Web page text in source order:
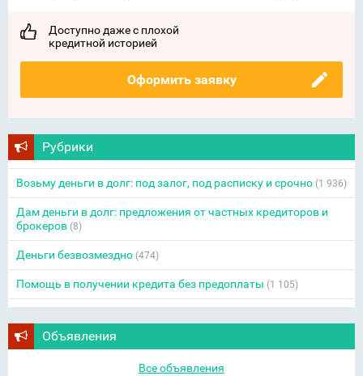
Доступно даже с плохой
кредитной историей
Оформить заявку
Рубрики
Возьму деньги в долг: под залог, под расписку и срочно (1 936)
Дам деньги в долг: предложения от частных кредиторов и
брокеров (8)
Деньги безвозмездно (474)
Помощь в получении кредита без предоплаты (1 105)
Объявления
Все объявления